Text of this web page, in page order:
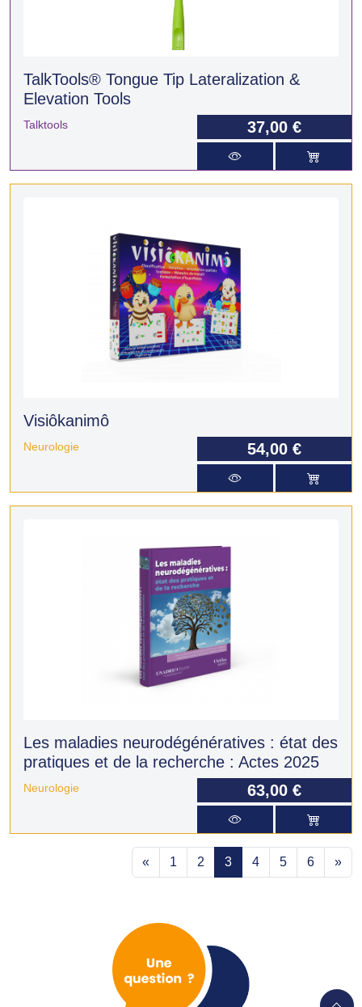
TalkTools® Tongue Tip Lateralization &
Elevation Tools
Talktools 37,00 €
Visiôkanimô
Neurologie 54,00 €
Les maladies neurodégénératives : état des
pratiques et de la recherche : Actes 2025
Neurologie 63,00 €
« 1 2 3 4 5 6 »